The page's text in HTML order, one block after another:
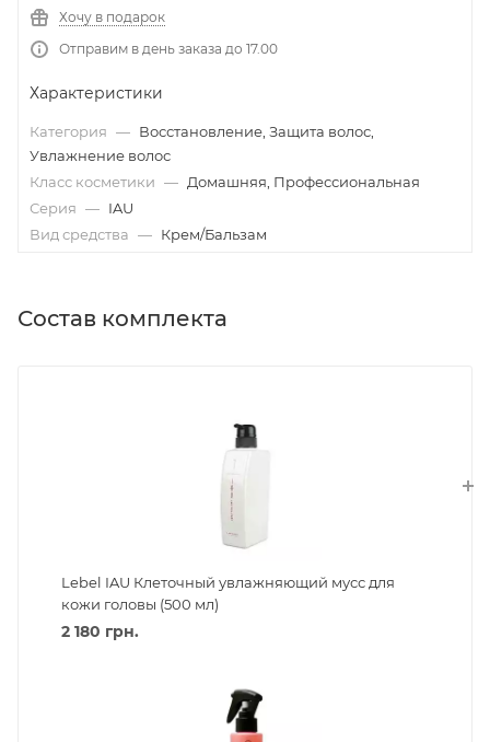
Хочу в подарок
Отправим в день заказа до 17.00
Характеристики
Категория — Восстановление, Защита волос,
Увлажнение волос
Класс косметики — Домашняя, Профессиональная
Серия — IAU
Вид средства — Крем/Бальзам
Состав комплекта
Lebel IAU Клеточный увлажняющий мусс для
кожи головы (500 мл)
2 180 грн.